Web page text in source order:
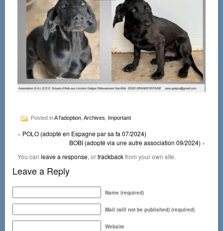
Posted inA l'adoption Archives Important
« POLO (adopté en Espagne par sa fa 07/2024)
BOBI (adopté via une autre association 09/2024) »
You can leave a response, ortrackbackfrom your own site.
Leave a Reply
Name (required)
Mail (will not be published) (required)
Website